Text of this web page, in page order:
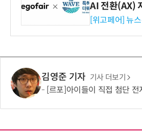
AI 전환(AX)
시엄 선정
[위고페어] 뉴
김영준 기자 기사 더보기
[르포]아이들이 직접 첨단 전자현미경 다루며 과학원리 체득...